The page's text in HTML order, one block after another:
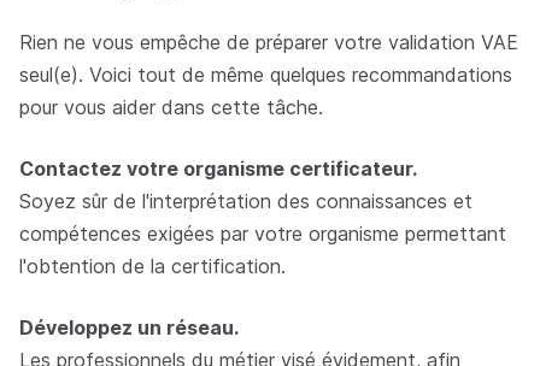
Rien ne vous empêche de préparer votre validation VAE
seul(e). Voici tout de même quelques recommandations
pour vous aider dans cette tâche.
Contactez votre organisme certificateur.
Soyez sûr de l'interprétation des connaissances et
compétences exigées par votre organisme permettant
l'obtention de la certification.
Développez un réseau.
Les professionnels du métier visé évidement, afin